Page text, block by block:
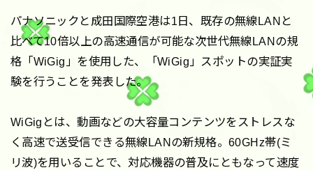
パナソニックと成田国際空港は1日、既存の無線LANと
比べて10倍以上の高速通信が可能な次世代無線LANの規
格「WiGig」を使用した、「WiGig」スポットの実証実
験を行うことを発表した。
WiGigとは、動画などの大容量コンテンツをストレスな
く高速で送受信できる無線LANの新規格。60GHz帯(ミ
リ波)を用いることで、対応機器の普及にともなって速度